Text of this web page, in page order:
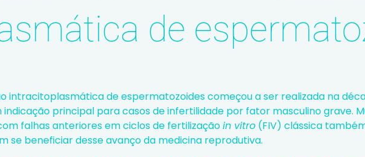
de
intracitoplasmática de espermatozoides começou a ser realizada na
indicação principal para casos de infertilidade por fator masculino grave.
falhas anteriores em ciclos de fertilizaçãoin vitro(FIV) clássica
se beneficiar desse avanço da medicina reprodutiva.